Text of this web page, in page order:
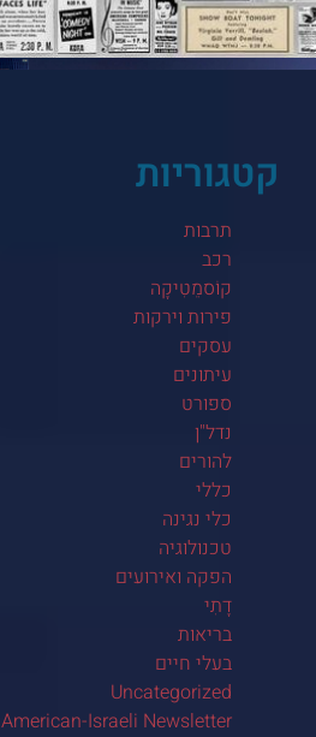
קטגוריות
תרבות
רכב
קוֹסמֵטִיקָה
פירות וירקות
עסקים
עיתונים
ספורט
נדל"ן
להורים
כללי
כלי נגינה
טכנולוגיה
הפקה ואירועים
דָתִי
בריאות
בעלי חיים
Uncategorized
American-Israeli Newsletter